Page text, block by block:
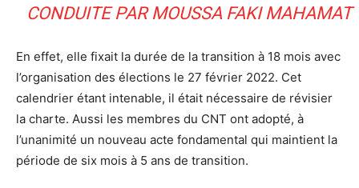
CONDUITE PAR MOUSSA FAKI MAHAMAT
En effet, elle fixait la durée de la transition à 18 mois avec
l’organisation des élections le 27 février 2022. Cet
calendrier étant intenable, il était nécessaire de révisier
la charte. Aussi les membres du CNT ont adopté, à
l’unanimité un nouveau acte fondamental qui maintient la
période de six mois à 5 ans de transition.